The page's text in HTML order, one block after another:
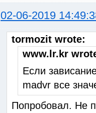
02-06-2019
tormozit wrote:
www.lr.kr
Если
madvr все
Попробовал. Не